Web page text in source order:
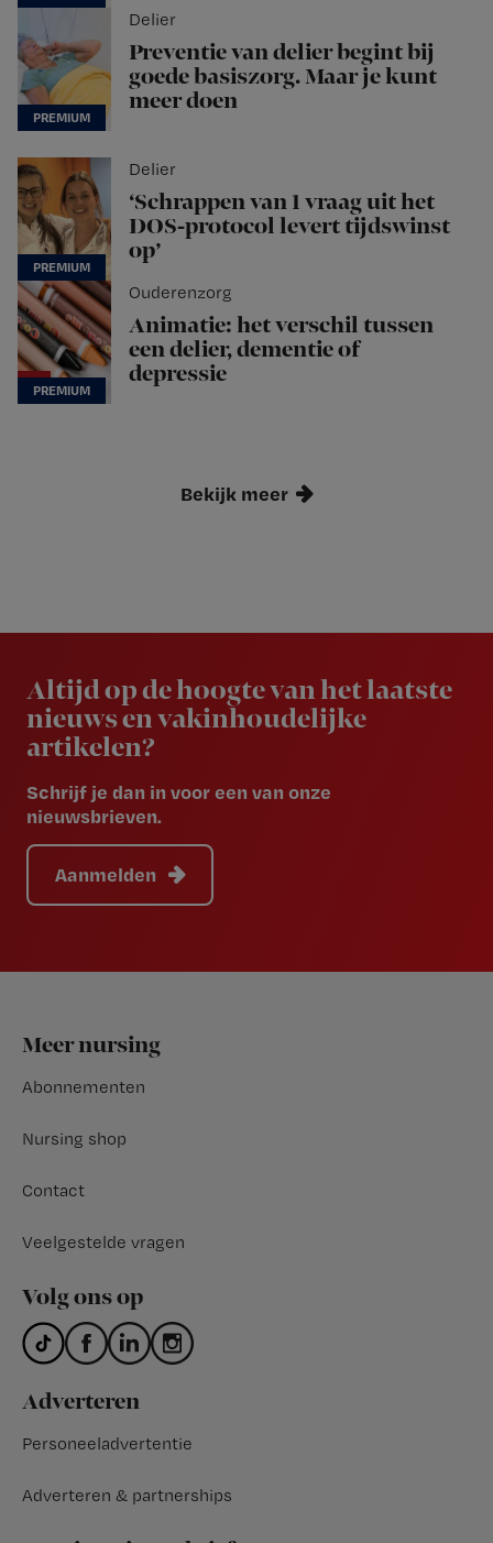
Delier
Preventie van delier begint bij
goede basiszorg. Maar je kunt
meer doen
Delier
‘Schrappen van 1 vraag uit het
DOS-protocol levert tijdswinst
op’
Ouderenzorg
Animatie: het verschil tussen
een delier, dementie of
depressie
Bekijk meer
Altijd op de hoogte van het laatste
nieuws en vakinhoudelijke
artikelen?
Schrijf je dan in voor een van onze
nieuwsbrieven.
Aanmelden
Footer
Meer nursing
Abonnementen
Nursing shop
Contact
Veelgestelde vragen
Volg ons op
Adverteren
Personeeladvertentie
Adverteren & partnerships